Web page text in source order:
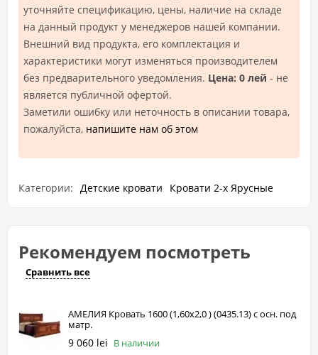
уточняйте спецификацию, цены, наличие на складе
на данный продукт у менеджеров нашей компании.
Внешний вид продукта, его комплектация и
характеристики могут изменяться производителем
без предварительного уведомления. Цена: 0 лей - не
является публичной офертой.
Заметили ошибку или неточность в описании товара,
пожалуйста, напишите нам об этом
Категории: Детские кровати Кровати 2-х Ярусные
Рекомендуем посмотреть
Сравнить все
АМЕЛИЯ Кровать 1600 (1,60х2,0 ) (0435.13) с осн. под
матр.
9 060 lei В наличии